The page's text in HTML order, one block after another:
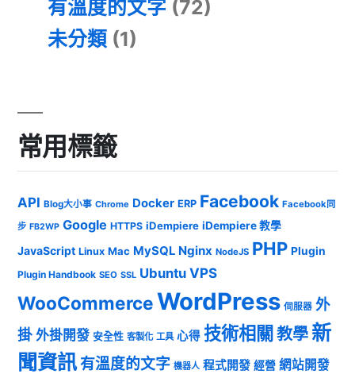
有溫度的文字 (72)
未分類 (1)
常用標籤
API Blog大小事 Chrome Docker ERP Facebook Facebook同
步 FB2WP Google HTTPS iDempiere iDempiere 教學
JavaScript Linux Mac MySQL Nginx NodeJS PHP Plugin
Plugin Handbook SEO SSL Ubuntu VPS
WooCommerceWordPress 伺服器 外
掛 外掛開發 安全性 客製化 工具 心得 技術相關 教學 新
聞資訊有溫度的文字 機器人 程式開發 經營 網站開發